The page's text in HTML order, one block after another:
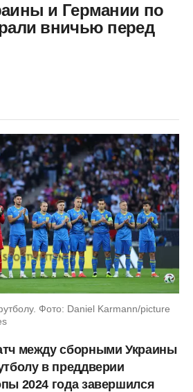
и Германии по
вничью перед
Фото: Daniel Karmann/picture
между сборными Украины
в преддверии
2024 года завершился